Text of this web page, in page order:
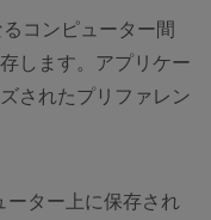
コンピューター間
します。アプリケー
されたプリファレン
ーター上に保存され